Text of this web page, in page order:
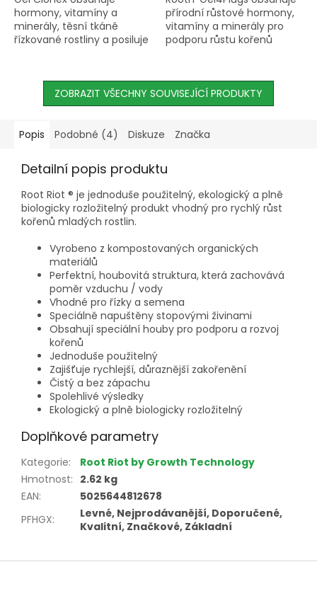
hormony, vitamíny a
minerály, těsní tkáně
řízkované rostliny a posiluje
balení 50 ml.
přírodní růstové hormony,
vitamíny a minerály pro
podporu růstu kořenů
kořenového systému.
Kořenový systém...
ZOBRAZIT VŠECHNY SOUVISEJÍCÍ PRODUKTY
Popis Podobné (4) Diskuze Značka
Detailní popis produktu
Root Riot ® je jednoduše použitelný, ekologický a plně
biologicky rozložitelný produkt vhodný pro rychlý růst
kořenů mladých rostlin.
Vyrobeno z kompostovaných organických
materiálů
Perfektní, houbovitá struktura, která zachovává
poměr vzduchu / vody
Vhodné pro řízky a semena
Speciálně napuštěny stopovými živinami
Obsahují speciální houby pro podporu a rozvoj
kořenů
Jednoduše použitelný
Zajišťuje rychlejší, důraznější zakořenění
Čistý a bez zápachu
Spolehlivé výsledky
Ekologický a plně biologicky rozložitelný
Doplňkové parametry
Kategorie:
Root Riot by Growth Technology
Hmotnost: 2.62 kg
EAN:
5025644812678
PFHGX:
Levné, Nejprodávanější, Doporučené,
Kvalitní, Značkové, Základní
Z